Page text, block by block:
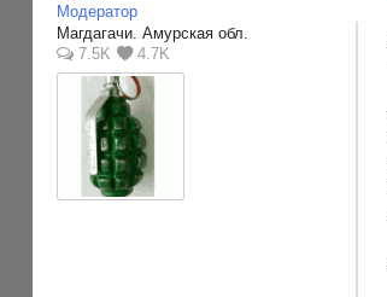
Модератор
Магдагачи. Амурская обл.
7.5K
4.7K